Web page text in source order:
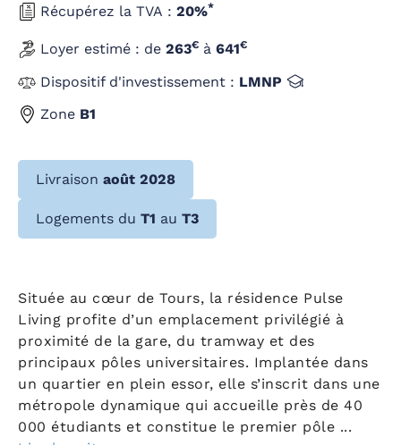
Récupérez la TVA : 20%*
Loyer estimé : de 263€ à 641€
Dispositif d'investissement : LMNP
Zone B1
Livraison août 2028
Logements du T1 au T3
Située au cœur de Tours, la résidence Pulse
Living profite d’un emplacement privilégié à
proximité de la gare, du tramway et des
principaux pôles universitaires. Implantée dans
un quartier en plein essor, elle s’inscrit dans une
métropole dynamique qui accueille près de 40
000 étudiants et constitue le premier pôle ...